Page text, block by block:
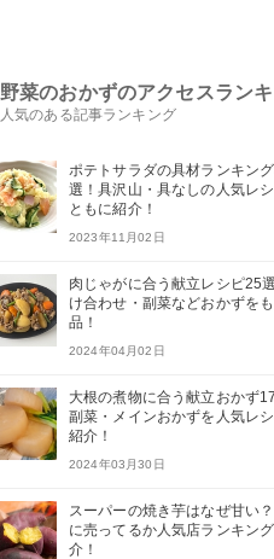
野菜のおかずのアクセスラン
人気のある記事ランキング
ポテトサラダの具材ランキン
選！具沢山・具なしの人気レシ
ともに紹介！
2023年11月02日
肉じゃがに合う献立レシピ25
け合わせ・副菜などおかずを
品！
2024年04月02日
大根の煮物に合う献立おかず
副菜・メインおかずを人気レ
紹介！
2024年03月30日
スーパーの焼き芋はなぜ甘い
に売ってるか人気店ランキン
介！